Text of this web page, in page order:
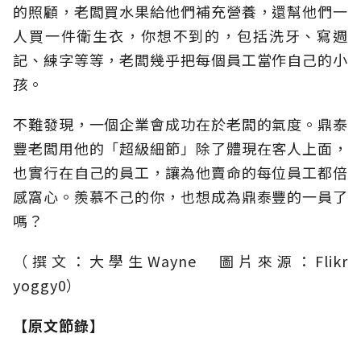
的照顧，老闆買水果給他們補充營養，還幫他們一
人買一件衛生衣，你想不到的，包括洗牙、寫週
記、練字等等，老闆幾乎把每個員工當作自己的小
孩。
不難發現，一個企業會成功在於老闆的氣度。鼎泰
豐老闆用他的「超級細節」除了體現在客人上面，
也實行在自己的員工，讓為他賣命的每位員工都倍
感窩心。羨慕不己的你，也想成為鼎泰豐的一員了
嗎？
（撰文：大學生Wayne 圖片來源：Flikr
yoggy0）
【原文節錄】